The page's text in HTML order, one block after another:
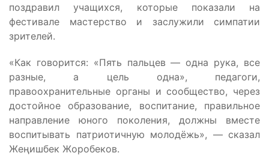
поздравил учащихся, которые показали на
фестивале мастерство и заслужили симпатии
зрителей.
«Как говорится: «Пять пальцев — одна рука, все
разные, а цель одна», педагоги,
правоохранительные органы и сообщество, через
достойное образование, воспитание, правильное
направление юного поколения, должны вместе
воспитывать патриотичную молодёжь», — сказал
Жеңишбек Жоробеков.